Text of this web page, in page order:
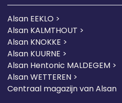
Alsan EEKLO >
Alsan KALMTHOUT >
Alsan KNOKKE >
Alsan KUURNE >
Alsan Hentonic MALDEGEM >
Alsan WETTEREN >
Centraal magazijn van Alsan